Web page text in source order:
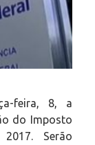
feira, 8, a
do Imposto
Serão